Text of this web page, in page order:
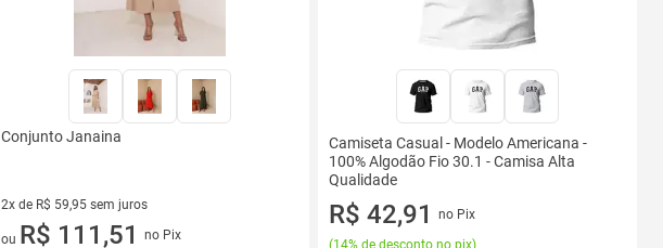
Conjunto Janaina
2x de R$ 59,95 sem juros
2 vez de R$ 59,95 sem juros
ou R$ 111,51
no Pix
Camiseta Casual - Modelo Americana -
100% Algodão Fio 30.1 - Camisa Alta
Qualidade
R$ 42,91
no Pix